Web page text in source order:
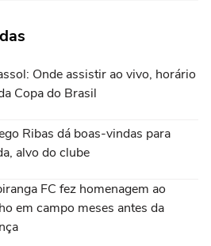
Onde assistir ao vivo, horário
Copa do Brasil
Ribas dá boas-vindas para
alvo do clube
FC fez homenagem ao
em campo meses antes da